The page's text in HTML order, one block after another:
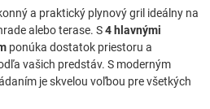
a praktický plynový gril ideálny na
alebo terase. S4 hlavnými
ponúka dostatok priestoru a
vašich predstáv. S moderným
je skvelou voľbou pre všetkých